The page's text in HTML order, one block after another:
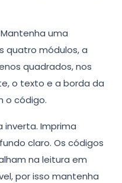
uma
quatro módulos, a
quadrados, nos
o texto e a borda da
o código.
Imprima
claro. Os códigos
na leitura em
por isso mantenha